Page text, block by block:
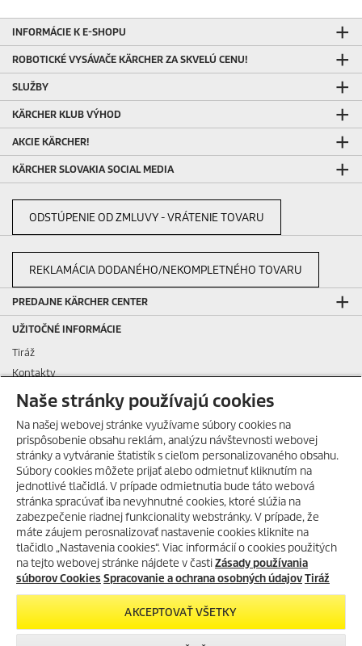
HORÚCE LETO S KÄRCHER
POKRAČUJE!
Získajte svoje obľúbené
nezľavnené produkty Home and
Garden so zľavou -26%- použite
zľavový kód LETNAVLNA!
SKOPÍROVAŤ ZĽAVOVÝ
KÓD
INFORMÁCIE K E-SHOPU
ROBOTICKÉ VYSÁVAČE KÄRCHER ZA SKVELÚ CENU!
SLUŽBY
KÄRCHER KLUB VÝHOD
AKCIE KÄRCHER!
KÄRCHER SLOVAKIA SOCIAL MEDIA
ODSTÚPENIE OD ZMLUVY - VRÁTENIE TOVARU
REKLAMÁCIA DODANÉHO/NEKOMPLETNÉHO TOVARU
PREDAJNE KÄRCHER CENTER
UŽITOČNÉ INFORMÁCIE
Tiráž
Kontakty
Podávanie oznámení
Všeobecné podmienky nájmu
Všeobecné podmienky dlhodobého nájmu
Všeobecné obchodné podmienky
Všeobecné predajné, dodacie, montážne a záručné podmienky pre
obchodných a servisných partnerov
Všeobecné podmienky pre službu servisná zmluva
Reklamačný poriadok
Spracovanie a ochrana osobných údajov
Zásady, nastavenia a používanie súborov COOKIES
KONTAKTNÉ INFORMÁCIE
Naše stránky používajú cookies
Na našej webovej stránke využívame súbory cookies na
prispôsobenie obsahu reklám, analýzu návštevnosti webovej
stránky a vytváranie štatistík s cieľom personalizovaného obsahu.
Súbory cookies môžete prijať alebo odmietnuť kliknutím na
jednotlivé tlačidlá. V prípade odmietnutia bude táto webová
stránka spracúvať iba nevyhnutné cookies, ktoré slúžia na
zabezpečenie riadnej funkcionality webstránky. V prípade, že
máte záujem perosnalizovať nastavenie cookies kliknite na
tlačidlo „Nastavenia cookies“. Viac informácií o cookies použitých
na tejto webovej stránke nájdete v častiZásady používania
súborov Cookies Spracovanie a ochrana osobných údajovTiráž
AKCEPTOVAŤ VŠETKY